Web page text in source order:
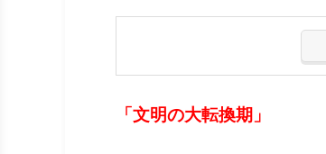
「文明の大転換期」